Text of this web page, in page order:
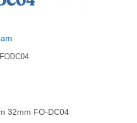
32mm FO-DC04